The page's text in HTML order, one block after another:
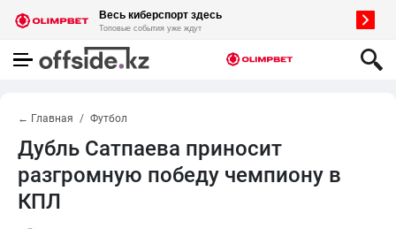
← Главная Футбол
Дубль Сатпаева приносит
разгромную победу чемпиону в
КПЛ